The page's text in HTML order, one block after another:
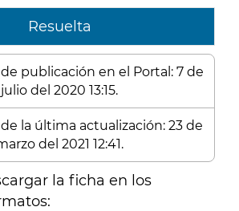
Resuelta
publicación en el Portal: 7 de
julio del 2020 13:15.
la última actualización: 23 de
del 2021 12:41.
la ficha en los